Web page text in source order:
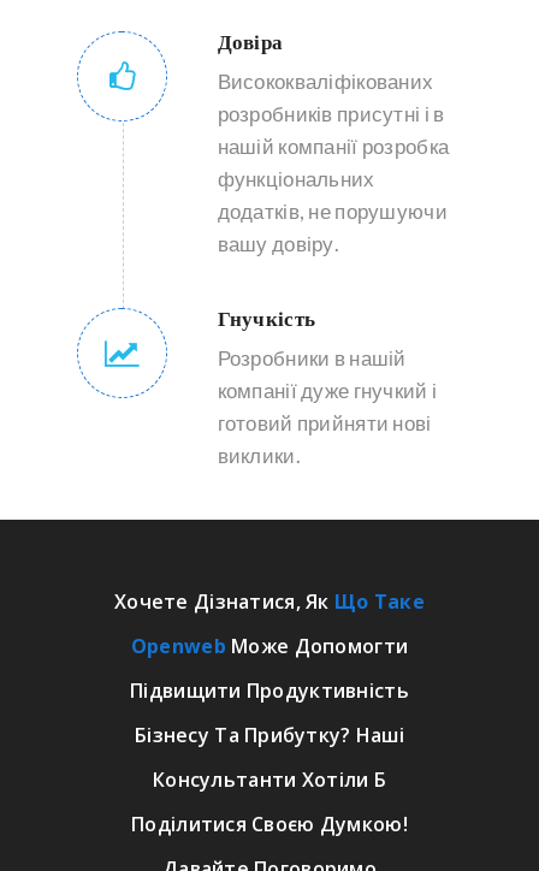
Довіра
Висококваліфікованих
розробників присутні і в
нашій компанії розробка
функціональних
додатків, не порушуючи
вашу довіру.
Гнучкість
Розробники в нашій
компанії дуже гнучкий і
готовий прийняти нові
виклики.
Хочете Дізнатися, Як Що Таке
Openweb Може Допомогти
Підвищити Продуктивність
Бізнесу Та Прибутку? Наші
Консультанти Хотіли Б
Поділитися Своєю Думкою!